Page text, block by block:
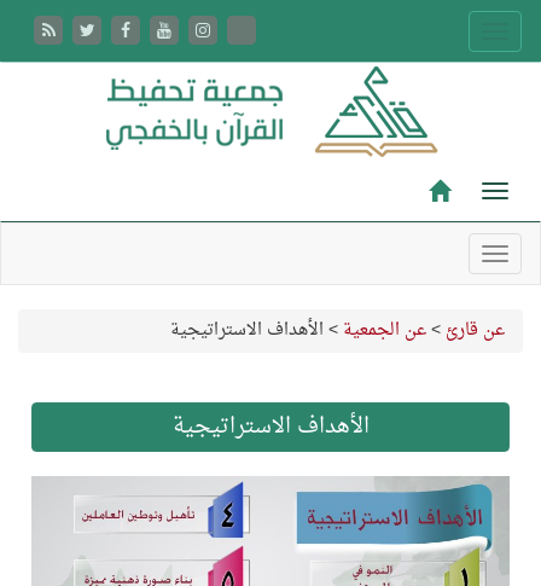
عن قارئ>عن الجمعية>الأهداف الاستراتيجية
الأهداف الاستراتيجية